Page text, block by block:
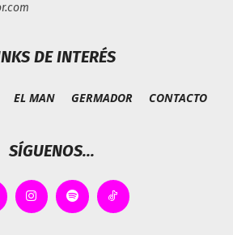
DE INTERÉS
EL MAN GERMADOR CONTACTO
SÍGUENOS...